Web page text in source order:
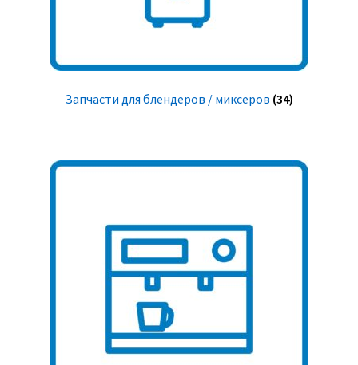
Запчасти для блендеров / миксеров (34)